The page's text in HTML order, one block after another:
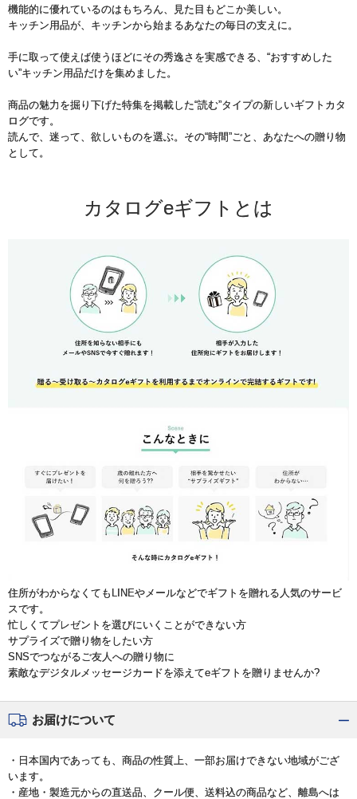
機能的に優れているのはもちろん、見た目もどこか美しい。
キッチン用品が、キッチンから始まるあなたの毎日の支えに。
手に取って使えば使うほどにその秀逸さを実感できる、“おすすめした
い”キッチン用品だけを集めました。
商品の魅力を掘り下げた特集を掲載した“読む”タイプの新しいギフトカタ
ログです。
読んで、迷って、欲しいものを選ぶ。その“時間”ごと、あなたへの贈り物
として。
カタログeギフトとは
住所がわからなくてもLINEやメールなどでギフトを贈れる人気のサービ
スです。
忙しくてプレゼントを選びにいくことができない方
サプライズで贈り物をしたい方
SNSでつながるご友人への贈り物に
素敵なデジタルメッセージカードを添えてeギフトを贈りませんか?
お届けについて
・日本国内であっても、商品の性質上、一部お届けできない地域がござ
います。
・産地・製造元からの直送品、クール便、送料込の商品など、離島へは